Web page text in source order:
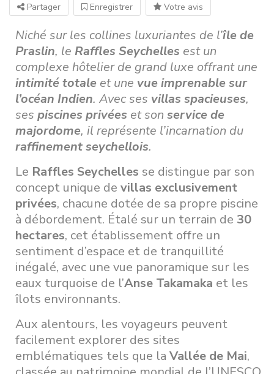
Partager Enregistrer Votre avis
Niché sur les collines luxuriantes de l’île de
Praslin, le Raffles Seychelles est un
complexe hôtelier de grand luxe offrant une
intimité totale et une vue imprenable sur
l’océan Indien. Avec ses villas spacieuses,
ses piscines privées et son service de
majordome, il représente l’incarnation du
raffinement seychellois.
Le Raffles Seychelles se distingue par son
concept unique de villas exclusivement
privées, chacune dotée de sa propre piscine
à débordement. Étalé sur un terrain de 30
hectares, cet établissement offre un
sentiment d’espace et de tranquillité
inégalé, avec une vue panoramique sur les
eaux turquoise de l’Anse Takamaka et les
îlots environnants.
Aux alentours, les voyageurs peuvent
facilement explorer des sites
emblématiques tels que la Vallée de Mai,